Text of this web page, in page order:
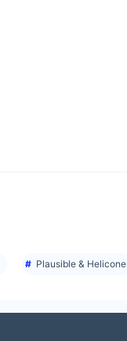
Plausible & Helicone